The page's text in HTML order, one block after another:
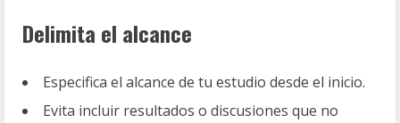
Delimita el alcance
Especifica el alcance de tu estudio desde el inicio.
Evita incluir resultados o discusiones que no